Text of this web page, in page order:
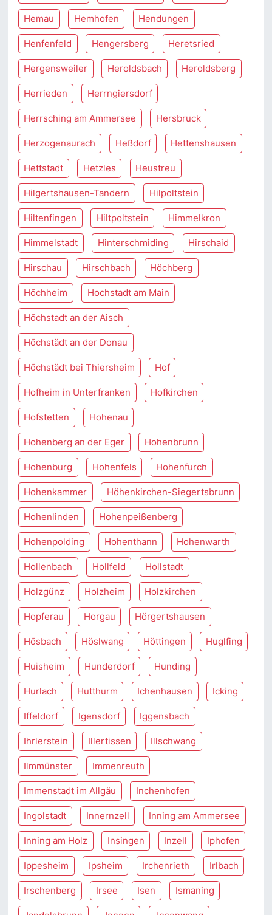
Hemau Hemhofen Hendungen
Henfenfeld Hengersberg Heretsried
Hergensweiler Heroldsbach Heroldsberg
Herrieden Herrngiersdorf
Herrsching am Ammersee Hersbruck
Herzogenaurach Heßdorf Hettenshausen
Hettstadt Hetzles Heustreu
Hilgertshausen-Tandern Hilpoltstein
Hiltenfingen Hiltpoltstein Himmelkron
Himmelstadt Hinterschmiding Hirschaid
Hirschau Hirschbach Höchberg
Höchheim Hochstadt am Main
Höchstadt an der Aisch
Höchstädt an der Donau
Höchstädt bei Thiersheim Hof
Hofheim in Unterfranken Hofkirchen
Hofstetten Hohenau
Hohenberg an der Eger Hohenbrunn
Hohenburg Hohenfels Hohenfurch
Hohenkammer Höhenkirchen-Siegertsbrunn
Hohenlinden Hohenpeißenberg
Hohenpolding Hohenthann Hohenwarth
Hollenbach Hollfeld Hollstadt
Holzgünz Holzheim Holzkirchen
Hopferau Horgau Hörgertshausen
Hösbach Höslwang Höttingen Huglfing
Huisheim Hunderdorf Hunding
Hurlach Hutthurm Ichenhausen Icking
Iffeldorf Igensdorf Iggensbach
Ihrlerstein Illertissen Illschwang
Ilmmünster Immenreuth
Immenstadt im Allgäu Inchenhofen
Ingolstadt Innernzell Inning am Ammersee
Inning am Holz Insingen Inzell Iphofen
Ippesheim Ipsheim Irchenrieth Irlbach
Irschenberg Irsee Isen Ismaning